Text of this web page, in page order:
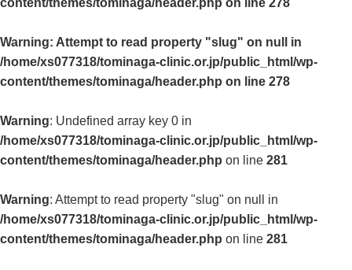
Warning: Attempt to read property "slug" on null in
/home/xs077318/tominaga-clinic.or.jp/public_html/wp-
content/themes/tominaga/header.php on line 278
Warning: Undefined array key 0 in
/home/xs077318/tominaga-clinic.or.jp/public_html/wp-
content/themes/tominaga/header.php on line 281
Warning: Attempt to read property "slug" on null in
/home/xs077318/tominaga-clinic.or.jp/public_html/wp-
content/themes/tominaga/header.php on line 281